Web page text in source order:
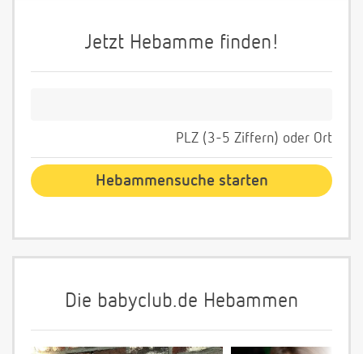
Jetzt Hebamme finden!
PLZ (3-5 Ziffern) oder Ort
Die babyclub.de Hebammen